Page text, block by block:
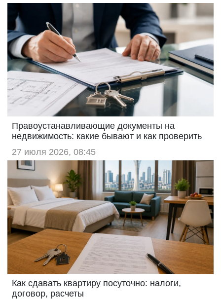
Правоустанавливающие документы на
недвижимость: какие бывают и как проверить
27 июля 2026, 08:45
Как сдавать квартиру посуточно: налоги,
договор, расчеты